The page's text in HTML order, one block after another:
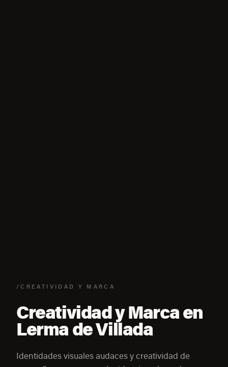
/CREATIVIDAD Y MARCA
Creatividad y Marca en
Lerma de Villada
Identidades visuales audaces y creatividad de